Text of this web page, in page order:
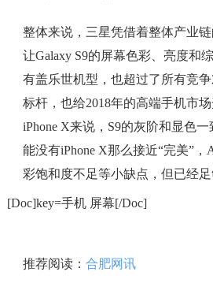
整体来说，三星凭借着整体产业链
让Galaxy S9的屏幕色彩、亮度和
有盖乐世机型，也超过了所有竞
标杆，也给2018年的高端手机市
iPhone X来说，S9的灰阶和显色
能没有iPhone X那么接近“完美”
彩饱和度不足等小缺点，但已经足
[Doc]key=手机 屏幕[/Doc]
推荐阅读： 合肥网讯